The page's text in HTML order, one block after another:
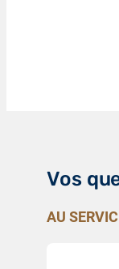
Vos
AU